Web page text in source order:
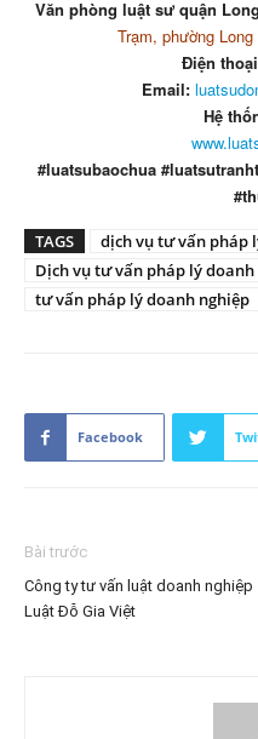
Văn phòng luật sư quận
Trạm, phường
Điện
Email:
Hệ
#luatsubaochua
TAGS
dịch vụ tư vấn pháp
Dịch vụ tư vấn pháp lý
tư vấn pháp lý doanh nghiệp
Facebook
Bài trước
Công ty tư vấn luật doanh nghiệp
Luật Đỗ Gia Việt